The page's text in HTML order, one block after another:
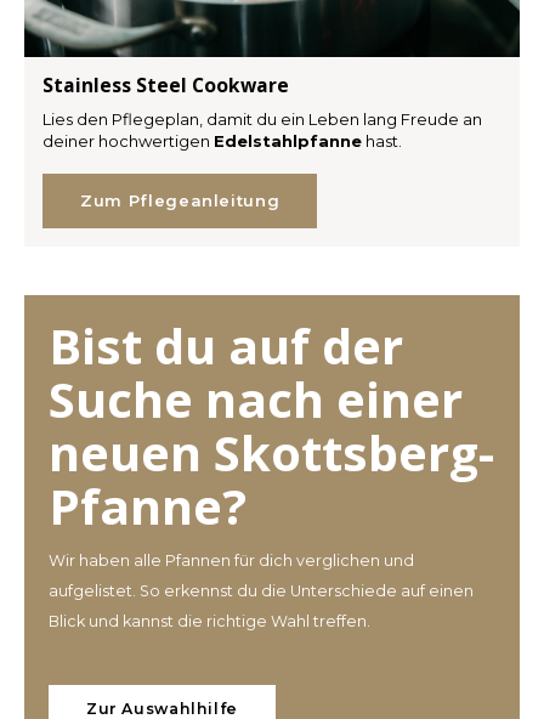
Stainless Steel Cookware
Lies den Pflegeplan, damit du ein Leben lang Freude an
deiner hochwertigen Edelstahlpfanne hast.
Zum Pflegeanleitung
Bist du auf der
Suche nach einer
neuen Skottsberg-
Pfanne?
Wir haben alle Pfannen für dich verglichen und
aufgelistet. So erkennst du die Unterschiede auf einen
Blick und kannst die richtige Wahl treffen.
Zur Auswahlhilfe